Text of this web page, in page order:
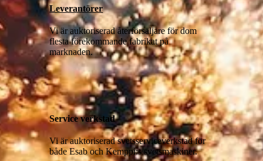
Leverantörer
Vi är auktoriserad återförsäljare för dom
flesta förekommande fabrikat på
marknaden.
Service verkstad
Vi är auktoriserad svetsserviceverkstad för
både Esab och Kemppi:s svetsmaskiner.